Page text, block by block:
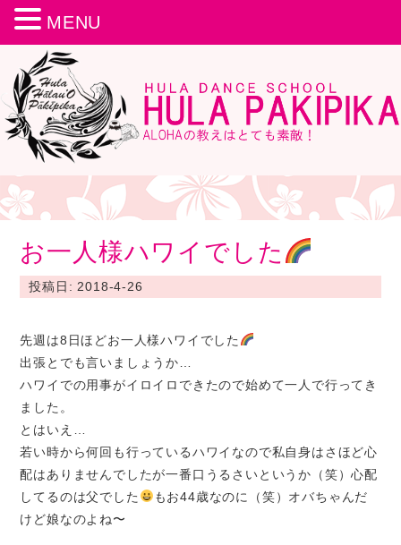
お一人様ハワイでした
投稿日: 2018-4-26
先週は8日ほどお一人様ハワイでした
出張とでも言いましょうか…
ハワイでの用事がイロイロできたので始めて一人で行ってき
ました。
とはいえ…
若い時から何回も行っているハワイなので私自身はさほど心
配はありませんでしたが一番口うるさいというか（笑）心配
してるのは父でした
もお44歳なのに（笑）オバちゃんだ
けど娘なのよね〜
MENU